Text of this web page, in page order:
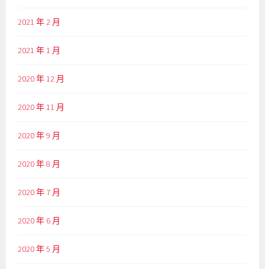
2021 年 2 月
2021 年 1 月
2020 年 12 月
2020 年 11 月
2020 年 9 月
2020 年 8 月
2020 年 7 月
2020 年 6 月
2020 年 5 月